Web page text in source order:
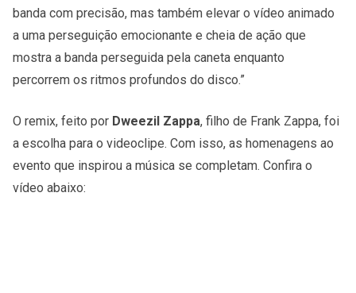
banda com precisão, mas também elevar o vídeo animado
a uma perseguição emocionante e cheia de ação que
mostra a banda perseguida pela caneta enquanto
percorrem os ritmos profundos do disco.”
O remix, feito por Dweezil Zappa, filho de Frank Zappa, foi
a escolha para o videoclipe. Com isso, as homenagens ao
evento que inspirou a música se completam. Confira o
vídeo abaixo: